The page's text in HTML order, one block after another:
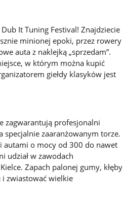
It Tuning Festival! Znajdziecie
minionej epoki, przez rowery
auta z naklejką „sprzedam”.
w którym można kupić
giełdy klasyków jest
zagwarantują profesjonalni
specjalnie zaaranżowanym torze.
autami o mocy od 300 do nawet
udział w zawodach
Zapach palonej gumy, kłęby
zwiastować wielkie